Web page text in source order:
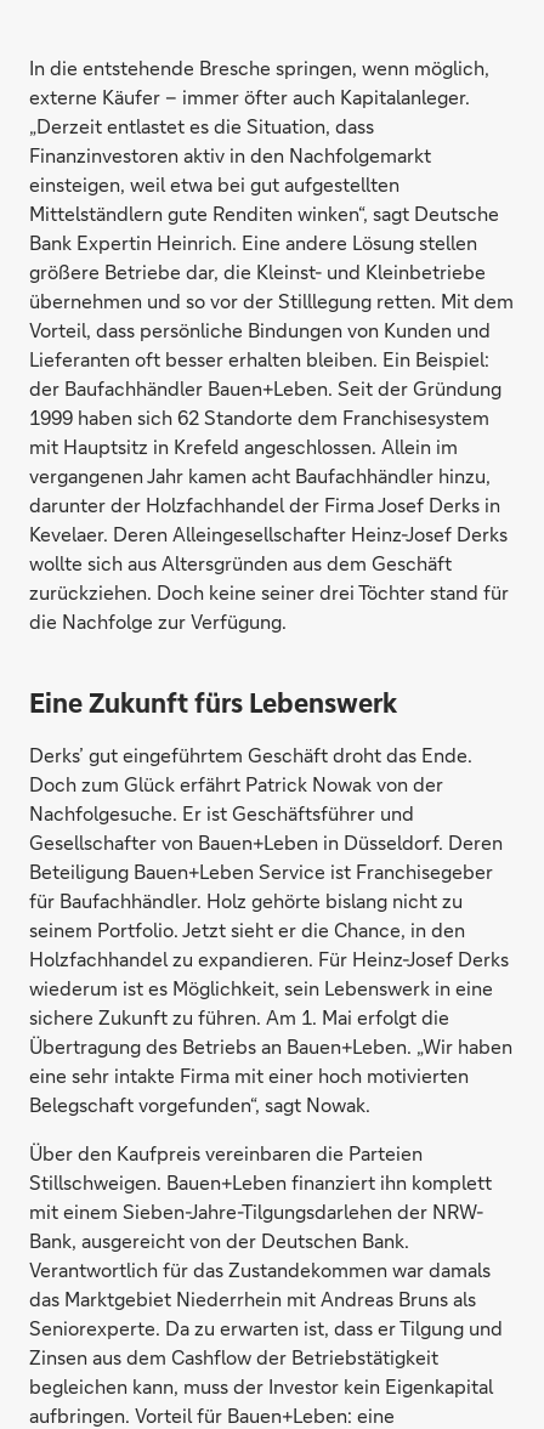
In die entstehende Bresche springen, wenn möglich,
externe Käufer – immer öfter auch Kapitalanleger.
„Derzeit entlastet es die Situation, dass
Finanzinvestoren aktiv in den Nachfolgemarkt
einsteigen, weil etwa bei gut aufgestellten
Mittelständlern gute Renditen winken“, sagt Deutsche
Bank Expertin Heinrich. Eine andere Lösung stellen
größere Betriebe dar, die Kleinst- und Kleinbetriebe
übernehmen und so vor der Stilllegung retten. Mit dem
Vorteil, dass persönliche Bindungen von Kunden und
Lieferanten oft besser erhalten bleiben. Ein Beispiel:
der Baufachhändler Bauen+Leben. Seit der Gründung
1999 haben sich 62 Standorte dem Franchisesystem
mit Hauptsitz in Krefeld angeschlossen. Allein im
vergangenen Jahr kamen acht Baufachhändler hinzu,
darunter der Holzfachhandel der Firma Josef Derks in
Kevelaer. Deren Alleingesellschafter Heinz-Josef Derks
wollte sich aus Altersgründen aus dem Geschäft
zurückziehen. Doch keine seiner drei Töchter stand für
die Nachfolge zur Verfügung.
Eine Zukunft fürs Lebenswerk
Derks’ gut eingeführtem Geschäft droht das Ende.
Doch zum Glück erfährt Patrick Nowak von der
Nachfolgesuche. Er ist Geschäftsführer und
Gesellschafter von Bauen+Leben in Düsseldorf. Deren
Beteiligung Bauen+Leben Service ist Franchisegeber
für Baufachhändler. Holz gehörte bislang nicht zu
seinem Portfolio. Jetzt sieht er die Chance, in den
Holzfachhandel zu expandieren. Für Heinz-Josef Derks
wiederum ist es Möglichkeit, sein Lebenswerk in eine
sichere Zukunft zu führen. Am 1. Mai erfolgt die
Übertragung des Betriebs an Bauen+Leben. „Wir haben
eine sehr intakte Firma mit einer hoch motivierten
Belegschaft vorgefunden“, sagt Nowak.
Über den Kaufpreis vereinbaren die Parteien
Stillschweigen. Bauen+Leben finanziert ihn komplett
mit einem Sieben-Jahre-Tilgungsdarlehen der NRW-
Bank, ausgereicht von der Deutschen Bank.
Verantwortlich für das Zustandekommen war damals
das Marktgebiet Niederrhein mit Andreas Bruns als
Seniorexperte. Da zu erwarten ist, dass er Tilgung und
Zinsen aus dem Cashflow der Betriebstätigkeit
begleichen kann, muss der Investor kein Eigenkapital
aufbringen. Vorteil für Bauen+Leben: eine